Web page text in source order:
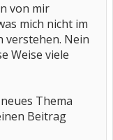
von mir
mich nicht im
verstehen. Nein
Weise viele
Thema
Beitrag